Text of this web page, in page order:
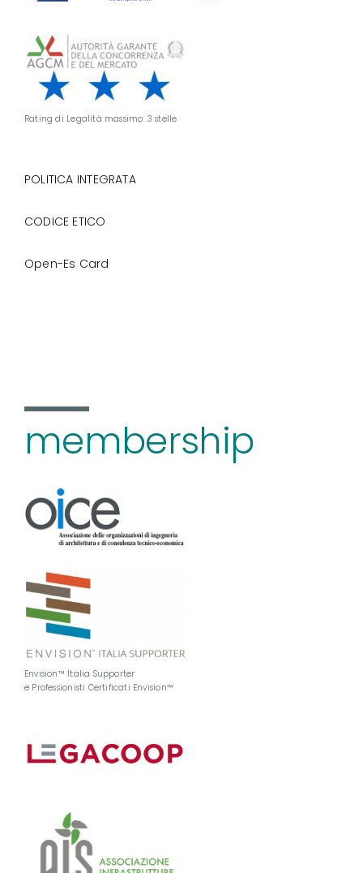
Rating di Legalità massimo: 3 stelle
POLITICA INTEGRATA
CODICE ETICO
Open-Es Card
membership
Envision™ Italia Supporter
e Professionisti Certificati Envision™